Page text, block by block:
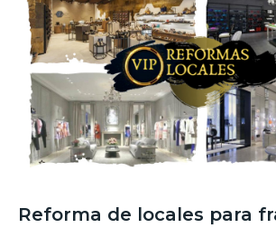
Reforma de locales para